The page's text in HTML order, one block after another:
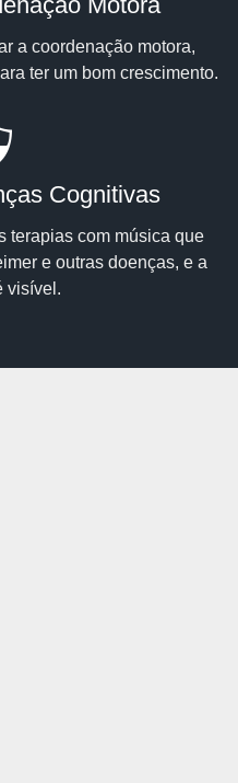
a coordenação motora,
ter um bom crescimento.
Cognitivas
terapias com música que
e outras doenças, e a
visível.